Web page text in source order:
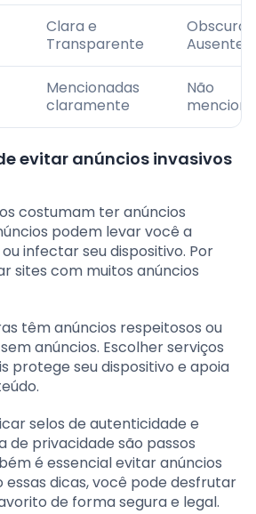
Clara e
Transparente
Obscura
Ausente
Mencionadas
claramente
Não
evitar anúncios invasivos
costumam ter anúncios
podem levar você a
infectar seu dispositivo. Por
sites com muitos anúncios
têm anúncios respeitosos ou
anúncios. Escolher serviços
protege seu dispositivo e apoia
selos de autenticidade e
privacidade são passos
é essencial evitar anúncios
essas dicas, você pode desfrutar
de forma segura e legal.